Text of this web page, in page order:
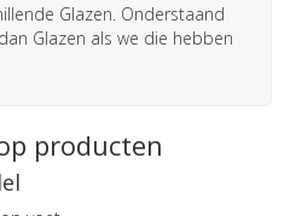
Glazen. Onderstaand
Glazen als we die hebben
producten